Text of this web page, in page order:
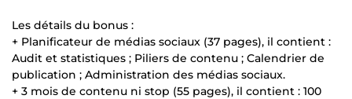
Les détails du bonus :
+ Planificateur de médias sociaux (37 pages), il contient :
Audit et statistiques ; Piliers de contenu ; Calendrier de
publication ; Administration des médias sociaux.
+ 3 mois de contenu ni stop (55 pages), il contient : 100